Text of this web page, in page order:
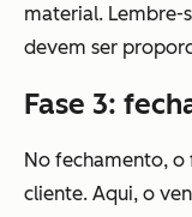
material. Lembre-
devem ser
Fase 3:
No fechamento,
cliente. Aqui, o